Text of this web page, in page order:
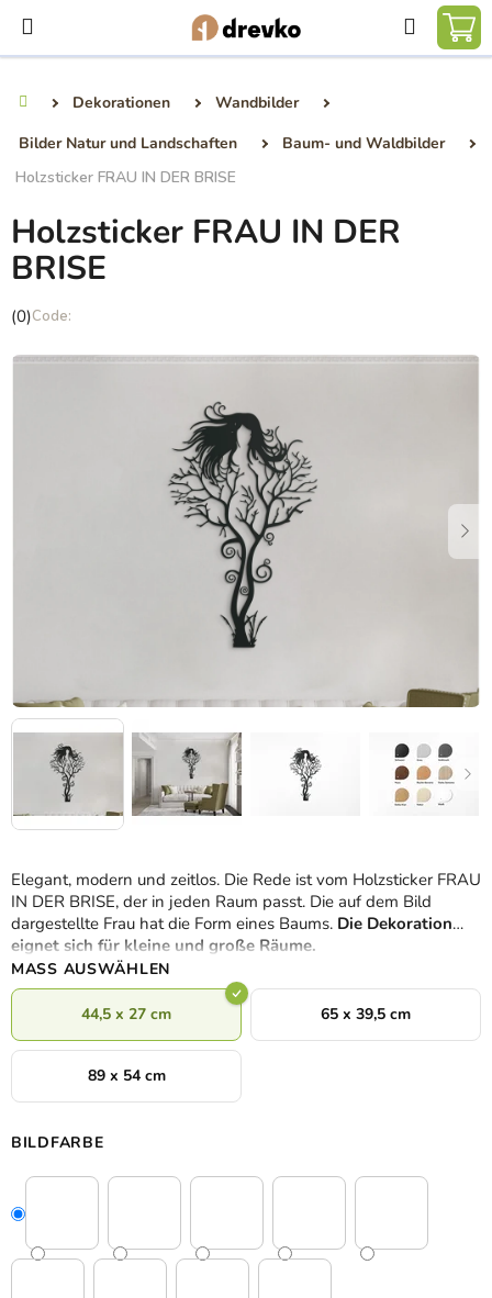
Inhalt
springen
Suchen
Dekorationen
Wandbilder
Bilder Natur und Landschaften
Baum- und Waldbilder
Holzsticker FRAU IN DER BRISE
Elegant, modern und zeitlos. Die Rede ist vom Holzsticker FRAU
IN DER BRISE, der in jeden Raum passt. Die auf dem Bild
dargestellte Frau hat die Form eines Baums. Die Dekoration
eignet sich für kleine und große Räume.
MASS AUSWÄHLEN
44,5 x 27 cm 65 x 39,5 cm
89 x 54 cm
BILDFARBE
Holzsticker FRAU IN DER
BRISE
Die
Produktbewertung
(0)